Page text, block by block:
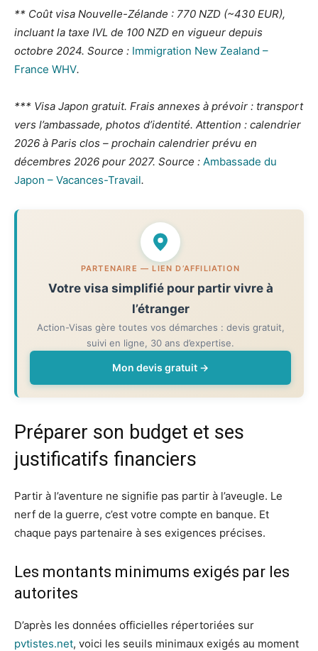
** Coût visa Nouvelle-Zélande : 770 NZD (~430 EUR),
incluant la taxe IVL de 100 NZD en vigueur depuis
octobre 2024. Source : Immigration New Zealand –
France WHV.
*** Visa Japon gratuit. Frais annexes à prévoir : transport
vers l’ambassade, photos d’identité. Attention : calendrier
2026 à Paris clos – prochain calendrier prévu en
décembres 2026 pour 2027. Source : Ambassade du
Japon – Vacances-Travail.
PARTENAIRE — LIEN D’AFFILIATION
Votre visa simplifié pour partir vivre à
l’étranger
Action-Visas gère toutes vos démarches : devis gratuit,
suivi en ligne, 30 ans d’expertise.
Mon devis gratuit
Préparer son budget et ses
justificatifs financiers
Partir à l’aventure ne signifie pas partir à l’aveugle. Le
nerf de la guerre, c’est votre compte en banque. Et
chaque pays partenaire à ses exigences précises.
Les montants minimums exigés par les
autorites
D’après les données officielles répertoriées sur
pvtistes.net, voici les seuils minimaux exigés au moment